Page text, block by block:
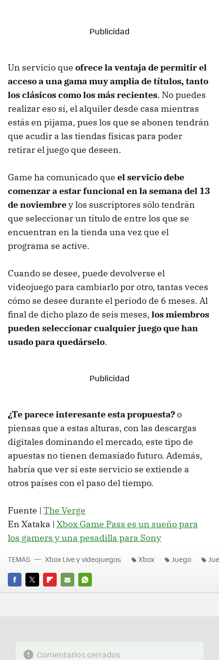
Un servicio que ofrece la ventaja de permitir el
acceso a una gama muy amplia de títulos, tanto
los clásicos como los más recientes. No puedes
realizar eso sí, el alquiler desde casa mientras
estás en pijama, pues los que se abonen tendrán
que acudir a las tiendas físicas para poder
retirar el juego que deseen.
Game ha comunicado que el servicio debe
comenzar a estar funcional en la semana del 13
de noviembrey los suscriptores sólo tendrán
que seleccionar un título de entre los que se
encuentran en la tienda una vez que el
programa se active.
Cuando se desee, puede devolverse el
videojuego para cambiarlo por otro, tantas veces
cómo se desee durante el periodo de 6 meses. Al
final de dicho plazo de seis meses, los miembros
pueden seleccionar cualquier juego que han
usado para quedárselo.
¿Te parece interesante esta propuesta?o
piensas que a estas alturas, con las descargas
digitales dominando el mercado, este tipo de
apuestas no tienen demasiado futuro. Además,
habría que ver si este servicio se extiende a
otros países con el paso del tiempo.
Fuente | The Verge
En Xataka | Xbox Game Pass es un sueño para
los gamers y una pesadilla para Sony
FACEBOOK
TWITTERFLIPBOARD
E-
WHATSAPP
TEMAS Xbox Live y videojuegos Xbox Juego
Comentarios cerrados